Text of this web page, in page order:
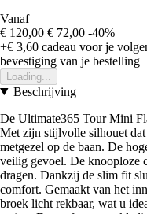
Vanaf
€ 120,00 € 72,00 -40%
+€ 3,60 cadeau voor je
bevestiging van je bestelling
Loading...
Beschrijving
De Ultimate365 Tour Mini
Met zijn stijlvolle silhouet
metgezel op de baan. De
veilig gevoel. De knooploze
dragen. Dankzij de slim fit
comfort. Gemaakt van het
broek licht rekbaar, wat u